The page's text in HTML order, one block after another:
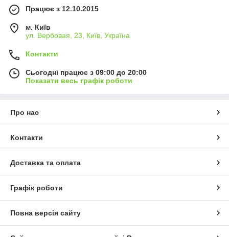
Працює з 12.10.2015
м. Київ
ул. Вербовая, 23, Київ, Україна
Контакти
Сьогодні працює з 09:00 до 20:00
Показати весь графік роботи
Про нас
Контакти
Доставка та оплата
Графік роботи
Повна версія сайту